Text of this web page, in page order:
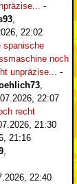
-
,
22:02
spanische
noch
unpräzise... -
,
22:07
recht
21:30
21:16
,
22:40